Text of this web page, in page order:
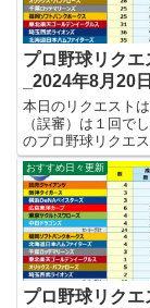
プロ野球リクエ
_2024年8月20日
本日のリクエスト
（誤審）は１回で
のプロ野球リクエ
定）成績を記録集
今シーズンのリク
これで23.2%。リ
回、成功101回、失
りました。 【リク
おすすめ日々更新
プロ野球リクエ